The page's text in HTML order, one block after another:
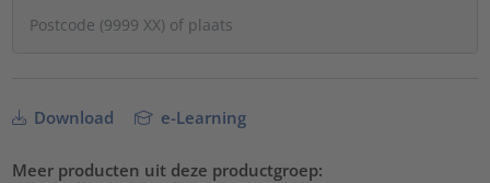
Download e-Learning
Meer producten uit deze productgroep: